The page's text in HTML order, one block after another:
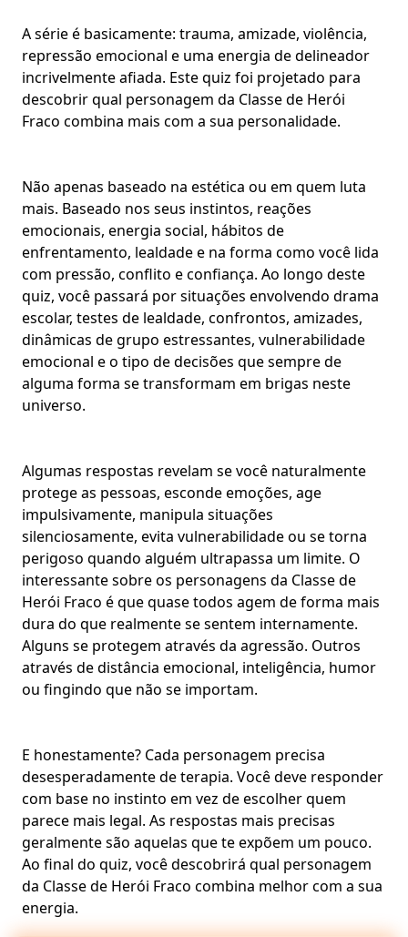
A série é basicamente: trauma, amizade, violência,
repressão emocional e uma energia de delineador
incrivelmente afiada. Este quiz foi projetado para
descobrir qual personagem da Classe de Herói
Fraco combina mais com a sua personalidade.
Não apenas baseado na estética ou em quem luta
mais. Baseado nos seus instintos, reações
emocionais, energia social, hábitos de
enfrentamento, lealdade e na forma como você lida
com pressão, conflito e confiança. Ao longo deste
quiz, você passará por situações envolvendo drama
escolar, testes de lealdade, confrontos, amizades,
dinâmicas de grupo estressantes, vulnerabilidade
emocional e o tipo de decisões que sempre de
alguma forma se transformam em brigas neste
universo.
Algumas respostas revelam se você naturalmente
protege as pessoas, esconde emoções, age
impulsivamente, manipula situações
silenciosamente, evita vulnerabilidade ou se torna
perigoso quando alguém ultrapassa um limite. O
interessante sobre os personagens da Classe de
Herói Fraco é que quase todos agem de forma mais
dura do que realmente se sentem internamente.
Alguns se protegem através da agressão. Outros
através dedistância emocional, inteligência, humor
ou fingindo que não se importam.
E honestamente? Cada personagem precisa
desesperadamente de terapia. Você deve responder
com base no instinto em vez de escolher quem
parece mais legal. As respostas mais precisas
geralmente são aquelas que te expõem um pouco.
Ao final do quiz, você descobrirá qual personagem
da Classe de Herói Fraco combina melhor com a sua
energia.